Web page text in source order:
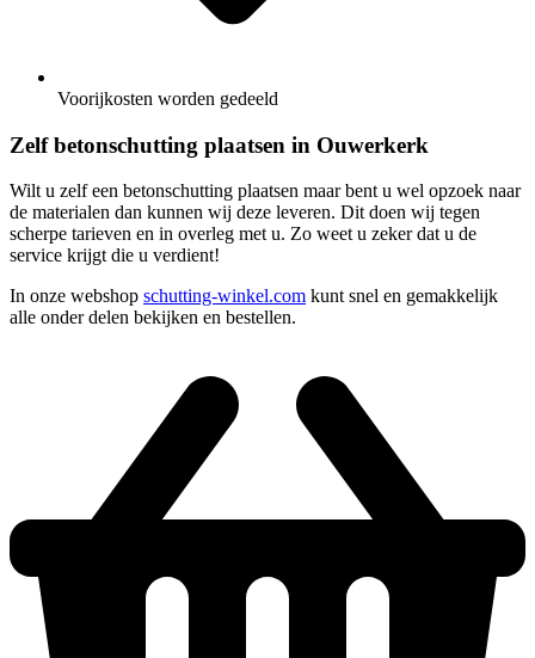
Voorijkosten worden gedeeld
Zelf betonschutting plaatsen in Ouwerkerk
Wilt u zelf een betonschutting plaatsen maar bent u wel opzoek naar
de materialen dan kunnen wij deze leveren. Dit doen wij tegen
scherpe tarieven en in overleg met u. Zo weet u zeker dat u de
service krijgt die u verdient!
In onze webshop schutting-winkel.com kunt snel en gemakkelijk
alle onder delen bekijken en bestellen.